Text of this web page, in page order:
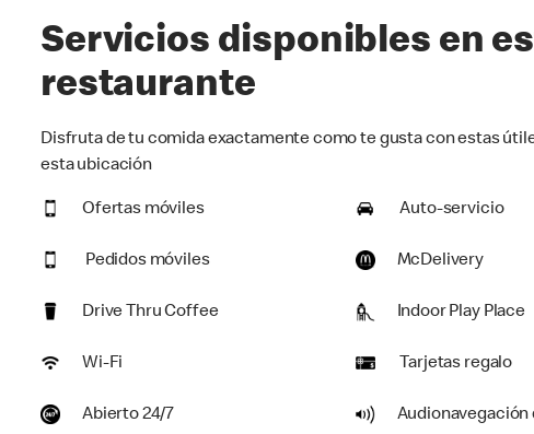
Servicios disponibles en
restaurante
Disfruta de tu comida exactamente como te gusta con estas
esta ubicación
Ofertas móviles Auto-servicio
Pedidos móviles McDelivery
Drive Thru Coffee Indoor Play Place
Wi-Fi Tarjetas regalo
Abierto 24/7 Audionavegación